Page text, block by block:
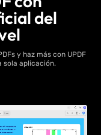
del
y haz más con UPDF
sola aplicación.